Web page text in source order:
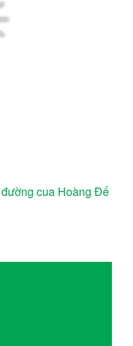
cua Hoàng Đế